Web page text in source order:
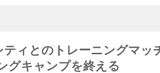
ィとのトレーニングマッ
グキャンプを終える